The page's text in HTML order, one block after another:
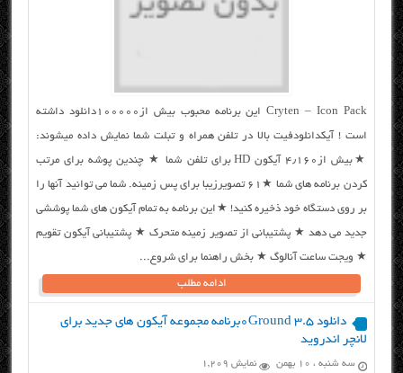
Cryten – Icon Pack این برنامه محبوب بیش از۱۰۰۰۰۰دانلود داشته
است ! آیکدانلودفیت بالا در تلفن همراه و تبلت شما نمایش داده میشوند:
★بیش از۴٫۱۶۰ آیکون HD برای تلفن شما ★ چندین پوشه برای مرتب
کردن برنامه های شما ★۶۱ تصویرزیبا برای پس زمینه. شما می توانید آنها را
بر روی دستگاه خود ذخیره کنید! ★این برنامه به تمام آیکون های شما پوششی
جدید می دهد ★ پشتیبانی از تصویر زمینه متحرک ★ پشتیبانی آیکون تقویم
★ ویجت ساعت آنالوگ ★ بخش راهنما برای شروع...
ادامه مطلب
دانلود ۰Ground 3.5برنامه مجموعه آیکون های جدید برای
لانچر اندروید
سه شنبه ، ۱۰ بهمن نمایش 1,209